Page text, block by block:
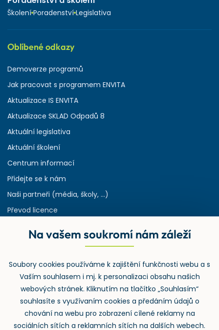
Školení Poradenství Legislativa
Oblíbené odkazy
Demoverze programů
Jak pracovat s programem ENVITA
Aktualizace IS ENVITA
Aktualizace SKLAD Odpadů 8
Aktuální legislativa
Aktuální školení
Centrum informací
Přidejte se k nám
Naši partneři (média, školy, ...)
Převod licence
Rejstřík používaných zkratek v odpadech
Zpětný odběr
Na vašem soukromí nám záleží
Soubory cookies používáme k zajištění funkčnosti webu a s
Vaším souhlasem i mj. k personalizaci obsahu našich
webových stránek. Kliknutím na tlačítko „Souhlasím“
souhlasíte s využívaním cookies a předáním údajů o
chování na webu pro zobrazení cílené reklamy na
sociálních sítích a reklamních sítích na dalších webech.